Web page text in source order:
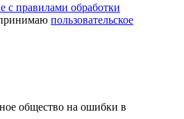
с правилами обработки
пользовательское
общество на ошибки в